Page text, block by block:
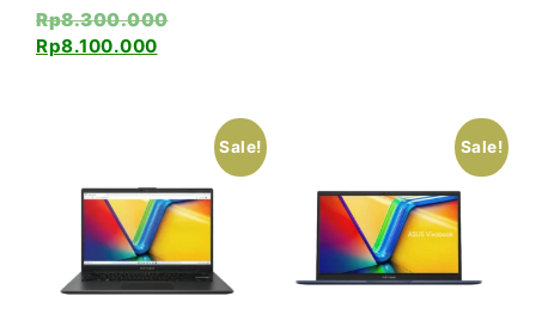
Rp8.300.000
Rp8.100.000
Sale! Sale!